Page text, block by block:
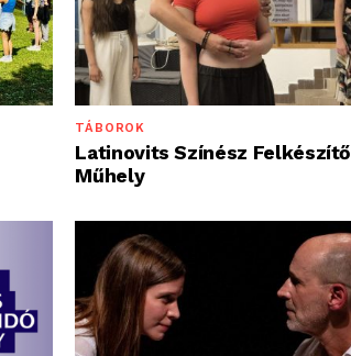
TÁBOROK
Latinovits Színész Felkészítő
Műhely